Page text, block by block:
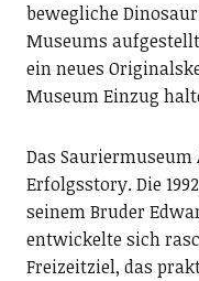
bewegliche
Museums
ein neues
Museum Einzug
Das
Erfolgsstory. Die
seinem Bruder
entwickelte sich
Freizeitziel, das